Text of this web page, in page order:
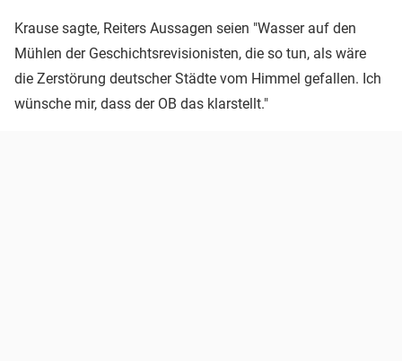
Krause sagte, Reiters Aussagen seien "Wasser auf den
Mühlen der Geschichtsrevisionisten, die so tun, als wäre
die Zerstörung deutscher Städte vom Himmel gefallen. Ich
wünsche mir, dass der OB das klarstellt."